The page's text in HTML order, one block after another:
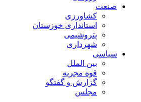
صنعت
کشاورزی
استانداری خوزستان
پتروشیمی
شهرداری
سیاسی
بین الملل
قوه مجریه
گزارش و گفتگو
مجلس